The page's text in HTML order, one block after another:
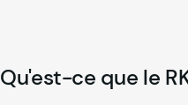
Qu'est-ce que le